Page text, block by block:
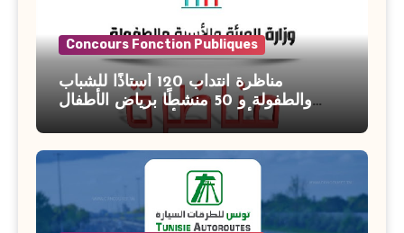
Concours Fonction Publiques
مناظرة انتداب 120 أستاذًا للشباب
والطفولة و 50 منشطًا برياض الأطفال
بوزارة الأسرة والمرأة والطفولة وكبار
السن آخر أجل للتسجيل : 27 جويلية 2026